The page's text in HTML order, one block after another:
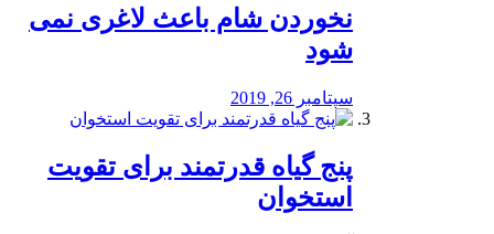
نخوردن شام باعث لاغری نمی
‌شود
سپتامبر 26, 2019
پنج گیاه قدرتمند برای تقویت
استخوان